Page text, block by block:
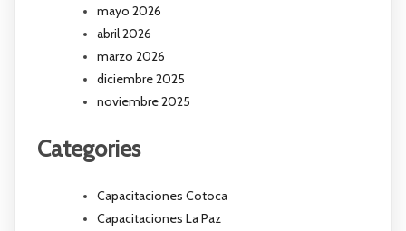
mayo 2026
abril 2026
marzo 2026
diciembre 2025
noviembre 2025
Categories
Capacitaciones Cotoca
Capacitaciones La Paz